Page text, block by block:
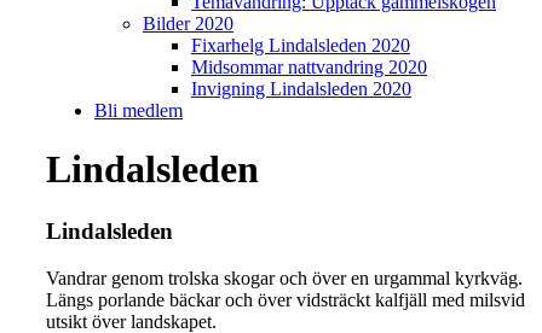
Bilder 2020
Fixarhelg Lindalsleden 2020
Midsommar nattvandring 2020
Invigning Lindalsleden 2020
Bli medlem
Lindalsleden
Lindalsleden
Vandrar genom trolska skogar och över en urgammal kyrkväg.
Längs porlande bäckar och över vidsträckt kalfjäll med milsvid
utsikt över landskapet.